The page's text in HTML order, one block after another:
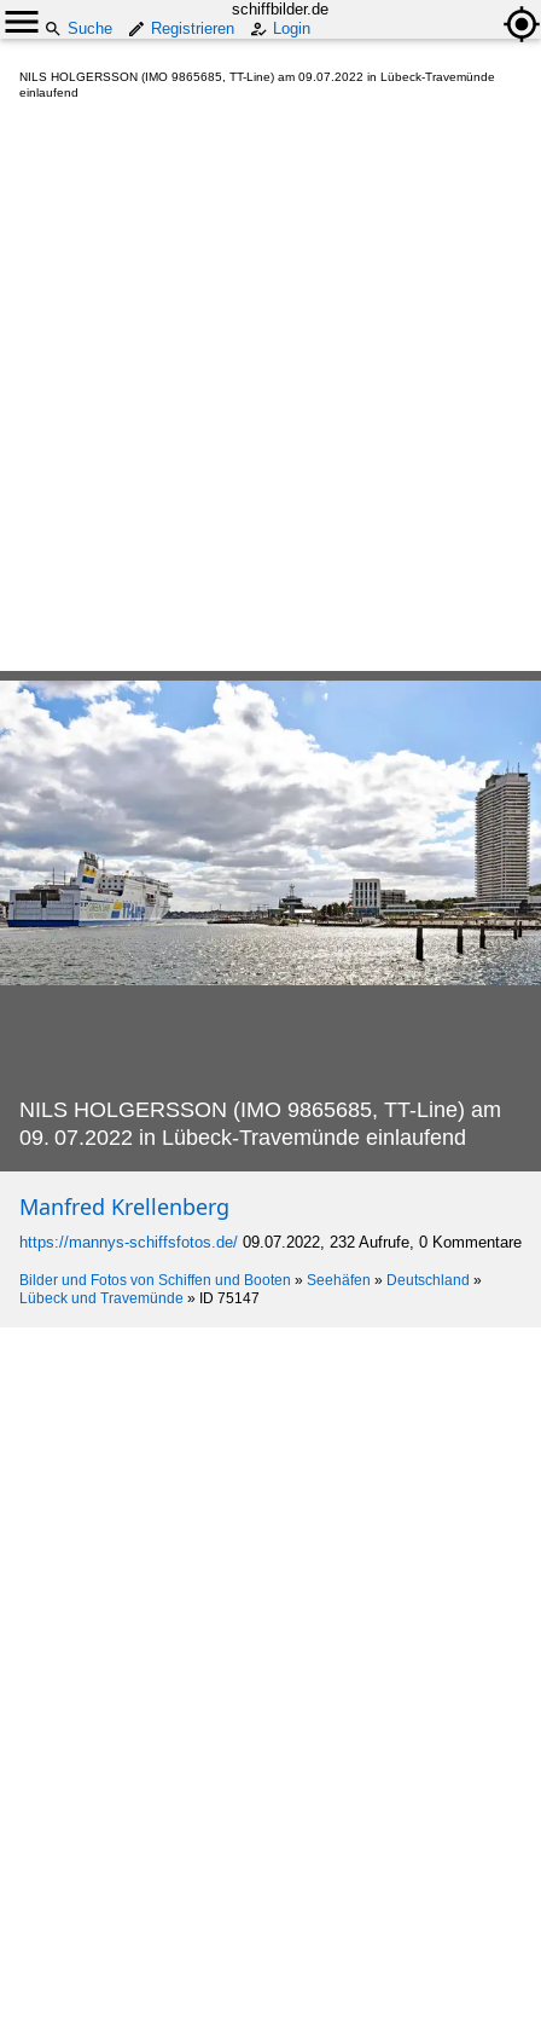
schiffbilder.de
Suche
Registrieren Login
NILS HOLGERSSON (IMO 9865685, TT-Line) am 09.07.2022 in Lübeck-Travemünde
einlaufend
NILS HOLGERSSON (IMO 9865685, TT-Line) am
09. 07.2022 in Lübeck-Travemünde einlaufend
Manfred Krellenberg
https://mannys-schiffsfotos.de/ 09.07.2022, 232 Aufrufe, 0 Kommentare
Bilder und Fotos von Schiffen und Booten » Seehäfen » Deutschland »
Lübeck und Travemünde » ID 75147